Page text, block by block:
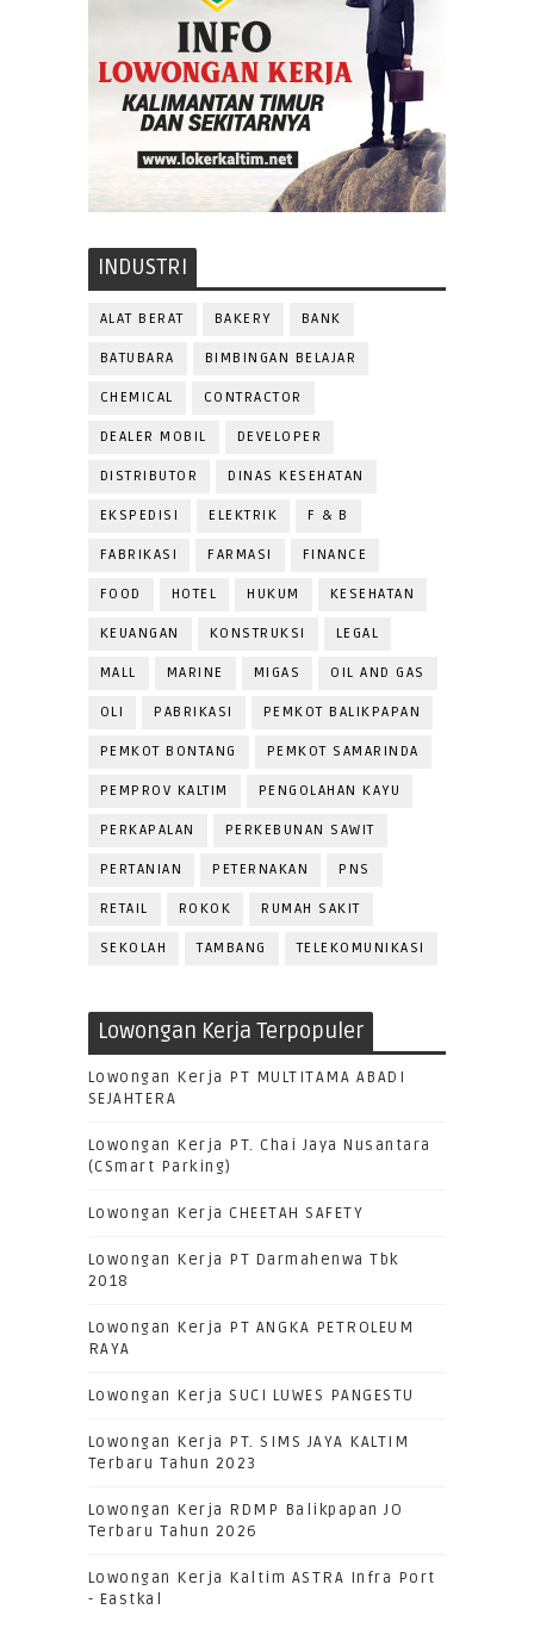
INDUSTRI
ALAT BERAT BAKERY BANK
BATUBARA BIMBINGAN BELAJAR
CHEMICAL CONTRACTOR
DEALER MOBIL DEVELOPER
DISTRIBUTOR DINAS KESEHATAN
EKSPEDISI ELEKTRIK F & B
FABRIKASI FARMASI FINANCE
FOOD HOTEL HUKUM KESEHATAN
KEUANGAN KONSTRUKSI LEGAL
MALL MARINE MIGAS OIL AND GAS
OLI PABRIKASI PEMKOT BALIKPAPAN
PEMKOT BONTANG PEMKOT SAMARINDA
PEMPROV KALTIM PENGOLAHAN KAYU
PERKAPALAN PERKEBUNAN SAWIT
PERTANIAN PETERNAKAN PNS
RETAIL ROKOK RUMAH SAKIT
SEKOLAH TAMBANG TELEKOMUNIKASI
Lowongan Kerja Terpopuler
Lowongan Kerja PT MULTITAMA ABADI
SEJAHTERA
Lowongan Kerja PT. Chai Jaya Nusantara
(CSmart Parking)
Lowongan Kerja CHEETAH SAFETY
Lowongan Kerja PT Darmahenwa Tbk
2018
Lowongan Kerja PT ANGKA PETROLEUM
RAYA
Lowongan Kerja SUCI LUWES PANGESTU
Lowongan Kerja PT. SIMS JAYA KALTIM
Terbaru Tahun 2023
Lowongan Kerja RDMP Balikpapan JO
Terbaru Tahun 2026
Lowongan Kerja Kaltim ASTRA Infra Port
- Eastkal